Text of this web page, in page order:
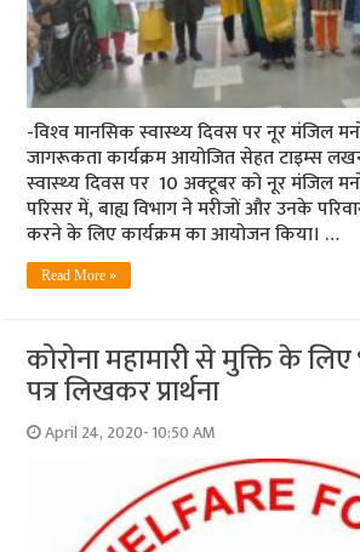
-विश्‍व मानसिक स्‍वास्‍थ्‍य दिवस पर नूर मंजिल
जागरूकता कार्यक्रम आयोजित सेहत टाइम्‍स
स्‍वास्‍थ्‍य दिवस पर 10 अक्‍टूबर को नूर मंजिल
परिसर में, बाह्य विभाग ने मरीजों और उनके
करने के लिए कार्यक्रम का आयोजन किया। …
Read More »
कोरोना महामारी से मुक्ति के
पत्र लिखकर प्रार्थना
April 24, 2020- 10:50 AM